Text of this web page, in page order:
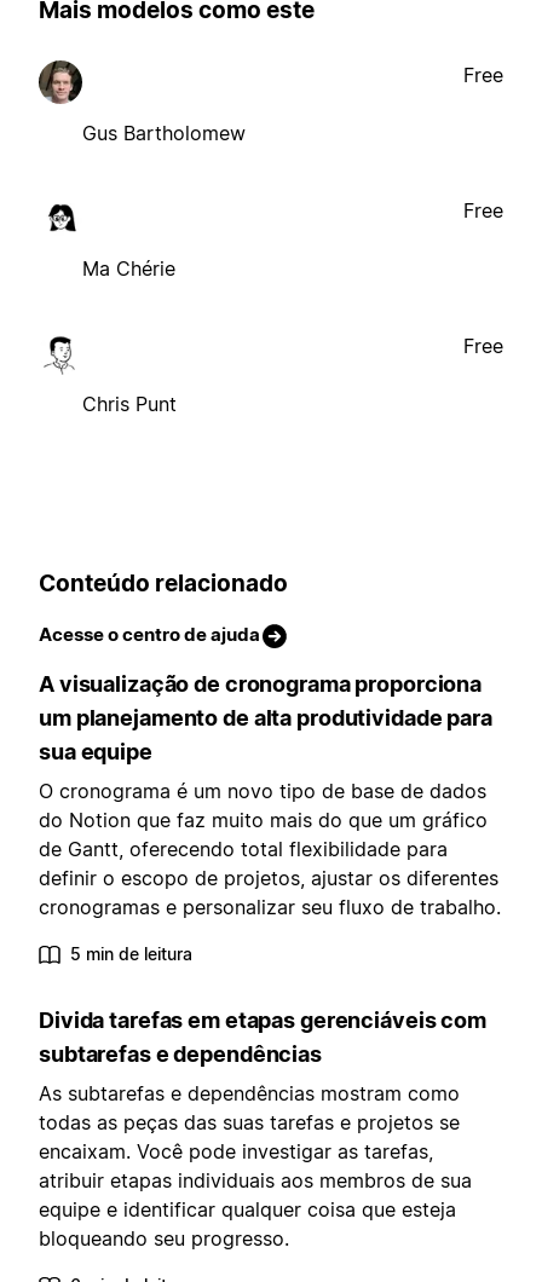
Mais modelos como este
Gus Bartholomew
Free
Ma Chérie
Free
Chris Punt
Free
Conteúdo relacionado
Acesse o centro de ajuda
A visualização de cronograma proporciona
um planejamento de alta produtividade para
sua equipe
O cronograma é um novo tipo de base de dados
do Notion que faz muito mais do que um gráfico
de Gantt, oferecendo total flexibilidade para
definir o escopo de projetos, ajustar os diferentes
cronogramas e personalizar seu fluxo de trabalho.
5 min de leitura
Divida tarefas em etapas gerenciáveis com
subtarefas e dependências
As subtarefas e dependências mostram como
todas as peças das suas tarefas e projetos se
encaixam. Você pode investigar as tarefas,
atribuir etapas individuais aos membros de sua
equipe e identificar qualquer coisa que esteja
bloqueando seu progresso.